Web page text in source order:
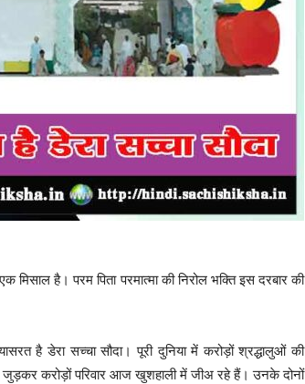
है। परम पिता परमात्मा की निरोल भक्ति इस दरबार की
है डेरा सच्चा सौदा। पूरी दुनिया में करोड़ों श्रद्धालुओं की
जुड़कर करोड़ों परिवार आज खुशहाली में जीअ रहे हैं। उनके दोनों